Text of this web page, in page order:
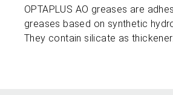
OPTAPLUS AO greases are
greases based on synthetic
They contain silicate as thickener.